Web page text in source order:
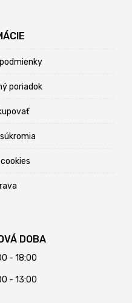
poriadok
DOBA
- 18:00
- 13:00